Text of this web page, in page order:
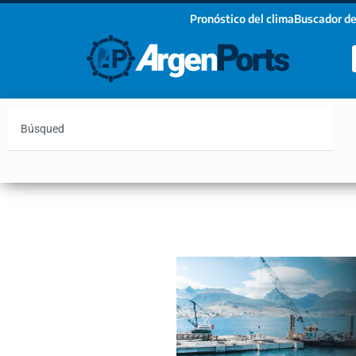
Pronóstico del climaBuscador
¡Sumate a nuestro Newsletter!
Email
Estoy de acuerdo con las condiciones y políticas